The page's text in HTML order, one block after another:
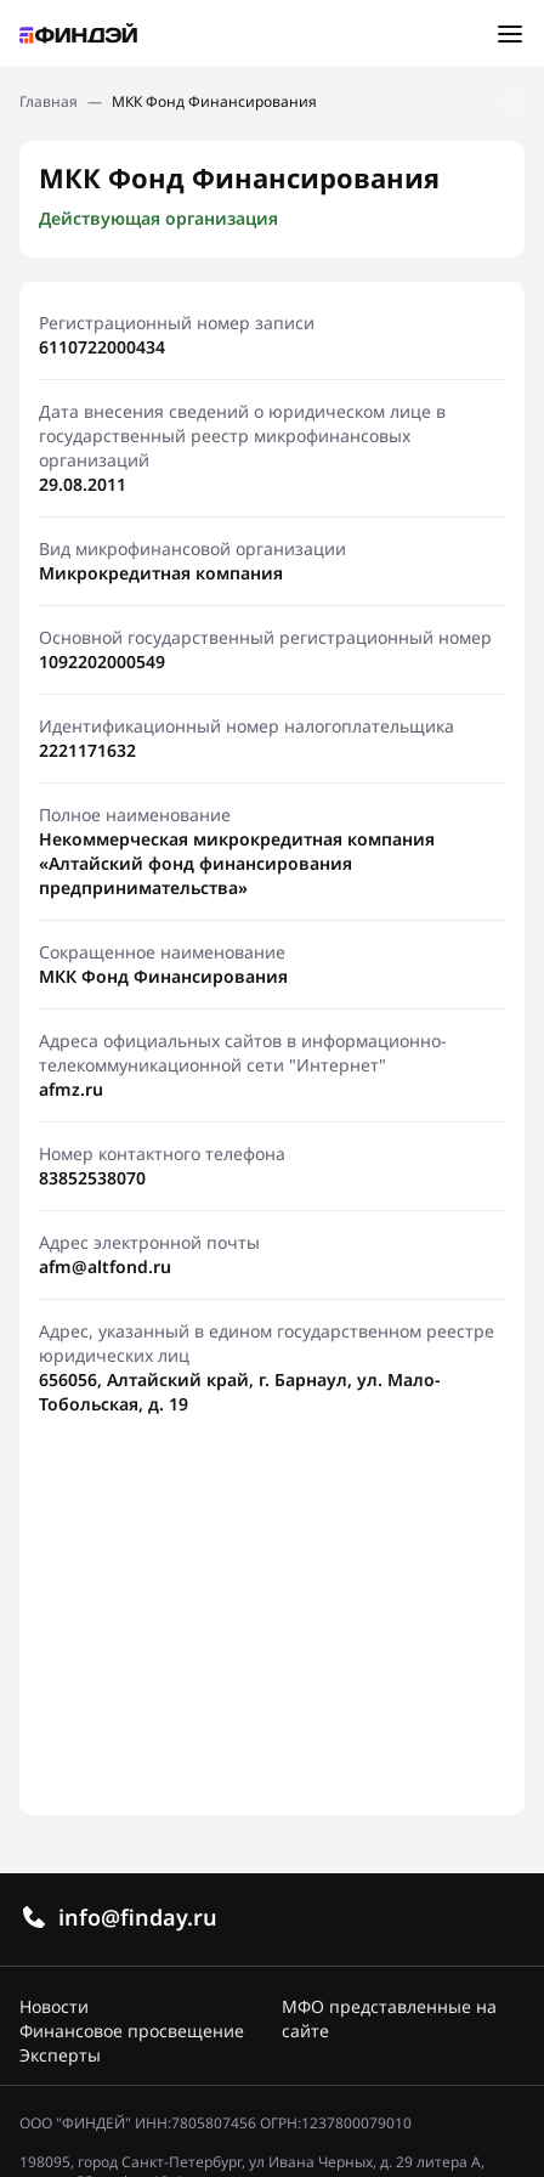
Подбор займа
Новости
Финансовое просвещение
Главная — МКК Фонд Финансирования
МКК Фонд Финансирования
Действующая организация
Регистрационный номер записи
6110722000434
Дата внесения сведений о юридическом лице в
государственный реестр микрофинансовых
организаций
29.08.2011
Вид микрофинансовой организации
Микрокредитная компания
Основной государственный регистрационный номер
1092202000549
Идентификационный номер налогоплательщика
2221171632
Полное наименование
Некоммерческая микрокредитная компания
«Алтайский фонд финансирования
предпринимательства»
Сокращенное наименование
МКК Фонд Финансирования
Адреса официальных сайтов в информационно-
телекоммуникационной сети "Интернет"
afmz.ru
Номер контактного телефона
83852538070
Адрес электронной почты
afm@altfond.ru
Адрес, указанный в едином государственном реестре
юридических лиц
656056, Алтайский край, г. Барнаул, ул. Мало-
Тобольская, д. 19
info@finday.ru
Новости
Финансовое просвещение
Эксперты
МФО представленные на
сайте
ООО "ФИНДЕЙ" ИНН:7805807456 ОГРН:1237800079010
198095, город Санкт-Петербург, ул Ивана Черных, д. 29 литера А,
Ошибка:Контактная форма не найдена.
Спасибо, что написали нам
Мы свяжемся с Вами в ближайшее время и сообщим
результат
Отправить новый запрос